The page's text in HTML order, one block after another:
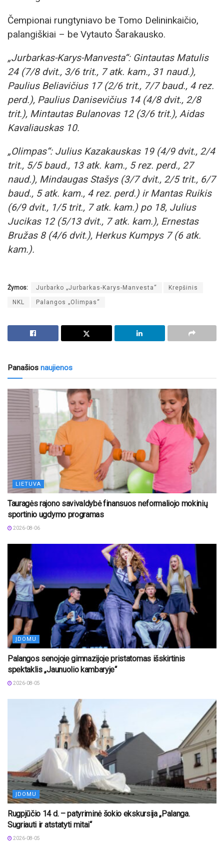
Čempionai rungtyniavo be Tomo Delininkaičio,
palangiškiai – be Vytauto Šarakausko.
„Jurbarkas-Karys-Manvesta“: Gintautas Matulis
24 (7/8 dvit., 3/6 trit., 7 atk. kam., 31 naud.),
Paulius Beliavičius 17 (2/6 trit., 7/7 baud., 4 rez.
perd.), Paulius Danisevičius 14 (4/8 dvit., 2/8
trit.), Mintautas Bulanovas 12 (3/6 trit.), Aidas
Kavaliauskas 10.
„Olimpas“: Julius Kazakauskas 19 (4/9 dvit., 2/4
trit., 5/5 baud., 13 atk. kam., 5 rez. perd., 27
naud.), Mindaugas Stašys (3/7 dvit., 2/5 trit., 6/7
baud., 5 atk. kam., 4 rez. perd.) ir Mantas Ruikis
(6/9 dvit., 1/5 trit., 7 atk. kam.) po 18, Julius
Jucikas 12 (5/13 dvit., 7 atk. kam.), Ernestas
Bružas 8 (4/6 dvit.), Herkus Kumpys 7 (6 atk.
kam.).
Žymos: Jurbarko „Jurbarkas-Karys-Manvesta“ Krepšinis
NKL Palangos „Olimpas“
Panašios naujienos
LIETUVA
Tauragės rajono savivaldybė finansuos neformaliojo mokinių
sportinio ugdymo programas
2026-08-06
ĮDOMU
Palangos senojoje gimnazijoje pristatomas išskirtinis
spektaklis „Jaunuolio kambaryje“
2026-08-05
ĮDOMU
Rugpjūčio 14 d. – patyriminė šokio ekskursija „Palanga.
Sugriauti ir atstatyti mitai“
2026-08-05